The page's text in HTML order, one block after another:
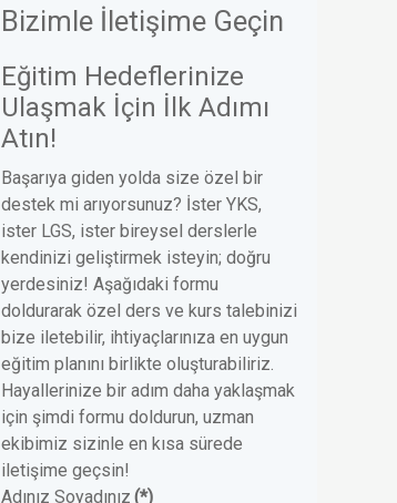
Bizimle İletişime Geçin
Eğitim Hedeflerinize
Ulaşmak İçin İlk Adımı
Atın!
Başarıya giden yolda size özel bir
destek mi arıyorsunuz? İster YKS,
ister LGS, ister bireysel derslerle
kendinizi geliştirmek isteyin; doğru
yerdesiniz! Aşağıdaki formu
doldurarak özel ders ve kurs talebinizi
bize iletebilir, ihtiyaçlarınıza en uygun
eğitim planını birlikte oluşturabiliriz.
Hayallerinize bir adım daha yaklaşmak
için şimdi formu doldurun, uzman
ekibimiz sizinle en kısa sürede
iletişime geçsin!
Adınız Soyadınız (*)